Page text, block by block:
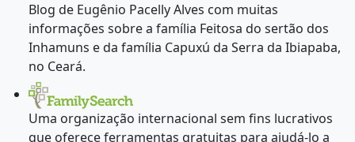
Blog de Eugênio Pacelly Alves com muitas
informações sobre a família Feitosa do sertão dos
Inhamuns e da família Capuxú da Serra da Ibiapaba,
no Ceará.
Uma organização internacional sem fins lucrativos
que oferece ferramentas gratuitas para ajudá-lo a